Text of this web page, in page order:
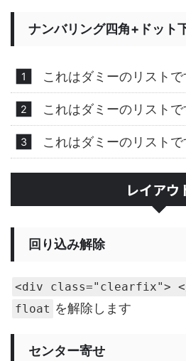
ナンバリング四角+ドット
これはダミーのリストで
これはダミーのリストで
これはダミーのリストで
レイアウ
回り込み解除
<div class="clearfix">
float を解除します
センター寄せ